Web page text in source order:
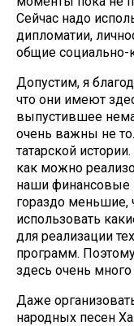
Сейчас надо
дипломатии,
общие социально-
Допустим, я
что они имеют
выпустившее
очень важны не
татарской
как можно
наши финансовые
гораздо меньшие,
использовать
для реализации
программ.
здесь очень
Даже
народных песен